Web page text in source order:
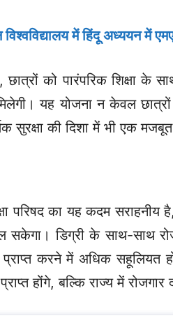
विश्वविद्यालय में हिंदू अध्ययन में
को पारंपरिक शिक्षा के
यह योजना न केवल
सुरक्षा की दिशा में भी एक
परिषद का यह कदम
सकेगा। डिग्री के साथ-साथ
प्राप्त करने में अधिक
होंगे, बल्कि राज्य में रोजगार